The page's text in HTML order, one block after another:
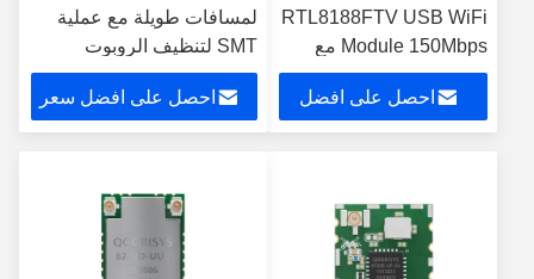
RTL8188FTV USB WiFi
Module 150Mbps مع
هوائي خارجي / درع
احصل على افضل
لمسافات طويلة مع عملية
SMT لتنظيف الروبوت
احصل على افضل سعر